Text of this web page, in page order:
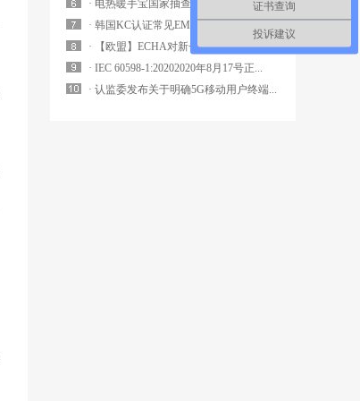
· 电热暖手宝国家抽查实施细则要求解...
· 韩国KC认证常见EMC电磁兼容标...
· 【欧盟】ECHA对新一批潜在的S...
· IEC 60598-1:20202020年8月17号正...
· 认监委发布关于明确5G移动用户终端...
证书查询
投诉建议